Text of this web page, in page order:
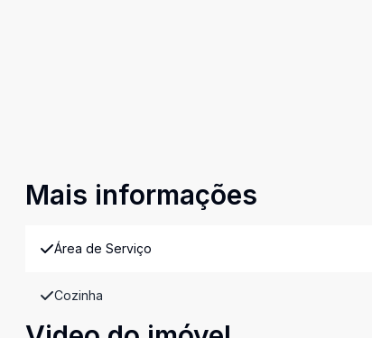
Mais informações
Área de Serviço
Cozinha